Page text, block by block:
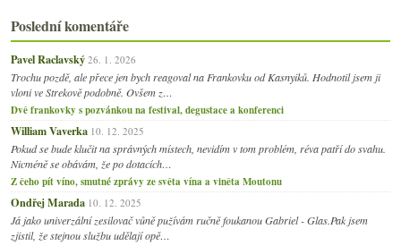
Poslední komentáře
Pavel Raclavský 26. 1. 2026
Trochu pozdě, ale přece jen bych reagoval na Frankovku od Kasnyiků. Hodnotil jsem ji
vloni ve Strekově podobně. Ovšem z…
Dvě frankovky s pozvánkou na festival, degustace a konferenci
William Vaverka 10. 12. 2025
Pokud se bude klučit na správných místech, nevidím v tom problém, réva patří do svahu.
Nicméně se obávám, že po dotacích…
Z čeho pít víno, smutné zprávy ze světa vína a viněta Moutonu
Ondřej Marada 10. 12. 2025
Já jako univerzální zesilovač vůně pužívám ručně foukanou Gabriel - Glas.Pak jsem
zjistil, že stejnou službu udělají opě…